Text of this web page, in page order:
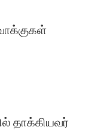
தாக்கியவர்